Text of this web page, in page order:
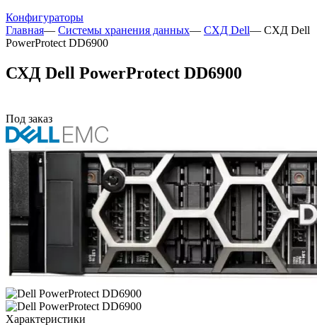
Конфигураторы
Главная— Системы хранения данных— СХД Dell— СХД Dell
PowerProtect DD6900
СХД Dell PowerProtect DD6900
Под заказ
Характеристики